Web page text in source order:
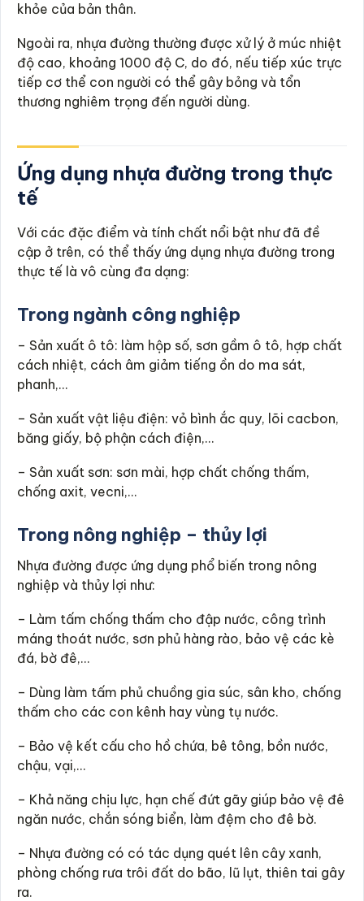
khỏe của bản thân.
Ngoài ra, nhựa đường thường được xử lý ở múc nhiệt
độ cao, khoảng 1000 độ C, do đó, nếu tiếp xúc trực
tiếp cơ thể con người có thể gây bỏng và tổn
thương nghiêm trọng đến người dùng.
Ứng dụng nhựa đường trong thực
tế
Với các đặc điểm và tính chất nổi bật như đã đề
cập ở trên, có thể thấy ứng dụng nhựa đường trong
thực tế là vô cùng đa dạng:
Trong ngành công nghiệp
– Sản xuất ô tô: làm hộp số, sơn gầm ô tô, hợp chất
cách nhiệt, cách âm giảm tiếng ồn do ma sát,
phanh,…
– Sản xuất vật liệu điện: vỏ bình ắc quy, lõi cacbon,
băng giấy, bộ phận cách điện,…
– Sản xuất sơn: sơn mài, hợp chất chống thấm,
chống axit, vecni,…
Trong nông nghiệp – thủy lợi
Nhựa đường được ứng dụng phổ biến trong nông
nghiệp và thủy lợi như:
– Làm tấm chống thấm cho đập nước, công trình
máng thoát nước, sơn phủ hàng rào, bảo vệ các kè
đá, bờ đê,…
– Dùng làm tấm phủ chuồng gia súc, sân kho, chống
thấm cho các con kênh hay vùng tụ nước.
– Bảo vệ kết cấu cho hồ chứa, bê tông, bồn nước,
chậu, vại,…
– Khả năng chịu lực, hạn chế đứt gãy giúp bảo vệ đê
ngăn nước, chắn sóng biển, làm đệm cho đê bờ.
– Nhựa đường có có tác dụng quét lên cây xanh,
phòng chống rưa trôi đất do bão, lũ lụt, thiên tai gây
ra.